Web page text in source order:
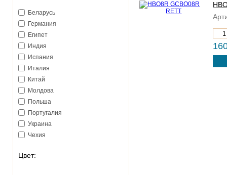
CIR (Италия)
Caesar (Италия)
Ceramica Deseo (Испания)
Ceramica Gomez (Испания)
Ceramica de Lux (Китай)
Ceranosa (Испания)
Cerdisa (Италия)
Cerrad (Польша)
Cersanit (Польша)
Cersanit (Польша-Украина)
Cicogres (Испания)
Cinca (Португалия)
Беларусь
Германия
Египет
Индия
Испания
Италия
Китай
Молдова
Польша
Португалия
Украина
Чехия
Цвет: